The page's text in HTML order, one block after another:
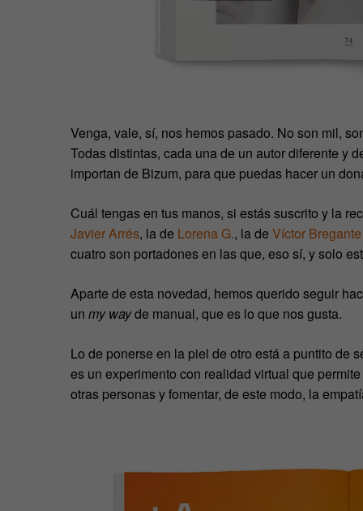
Venga, vale, sí, nos hemos pasado. No son mil,
Todas distintas, cada una de un autor diferente y
importan de Bizum, para que puedas hacer un
Cuál tengas en tus manos, si estás suscrito y la
Javier Arrés, la de Lorena G., la de Víctor Bregante
cuatro son portadones en las que, eso sí, y solo
Aparte de esta novedad, hemos querido seguir
un my wayde manual, que es lo que nos gusta.
Lo de ponerse en la piel de otro está a puntito de
es un experimento con realidad virtual que
otras personas y fomentar, de este modo, la